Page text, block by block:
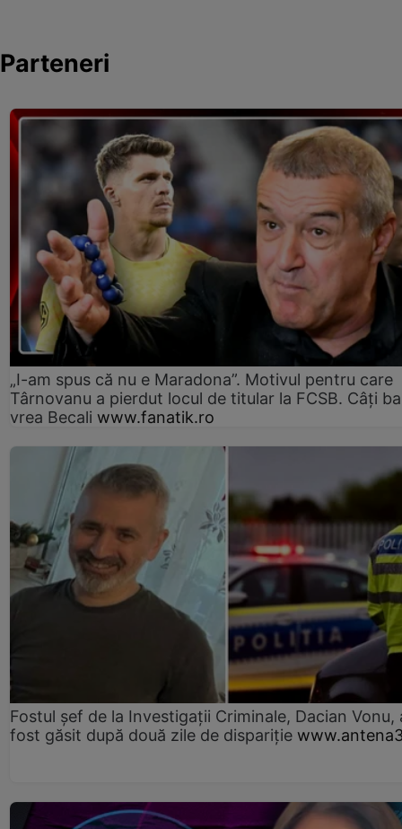
Parteneri
„I-am spus că nu e Maradona”. Motivul pentru care
Târnovanu a pierdut locul de titular la FCSB. Câți
vrea Becali www.fanatik.ro
Fostul șef de la Investigații Criminale, Dacian Vonu,
fost găsit după două zile de dispariţie